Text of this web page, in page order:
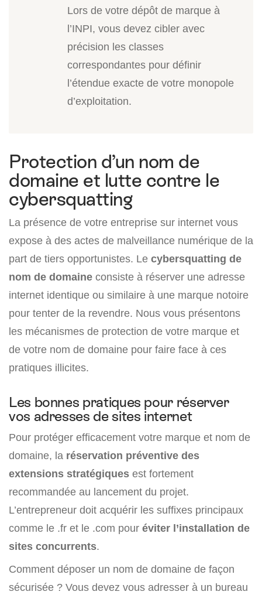
Lors de votre dépôt de marque à
l’INPI, vous devez cibler avec
précision les classes
correspondantes pour définir
l’étendue exacte de votre monopole
d’exploitation.
Protection d’un nom de
domaine et lutte contre le
cybersquatting
La présence de votre entreprise sur internet vous
expose à des actes de malveillance numérique de la
part de tiers opportunistes. Le cybersquatting de
nom de domaine consiste à réserver une adresse
internet identique ou similaire à une marque notoire
pour tenter de la revendre. Nous vous présentons
les mécanismes de protection de votre marque et
de votre nom de domaine pour faire face à ces
pratiques illicites.
Les bonnes pratiques pour réserver
vos adresses de sites internet
Pour protéger efficacement votre marque et nom de
domaine, la réservation préventive des
extensions stratégiques est fortement
recommandée au lancement du projet.
L’entrepreneur doit acquérir les suffixes principaux
comme le .fr et le .com pour éviter l’installation de
sites concurrents.
Comment déposer un nom de domaine de façon
sécurisée ? Vous devez vous adresser à un bureau